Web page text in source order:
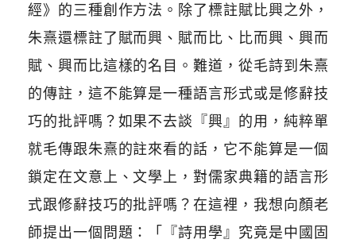
經》的三種創作方法。除了標註賦比興之外，
朱熹還標註了賦而興、賦而比、比而興、興而
賦、興而比這樣的名目。難道，從毛詩到朱熹
的傳註，這不能算是一種語言形式或是修辭技
巧的批評嗎？如果不去談『興』的用，純粹單
就毛傳跟朱熹的註來看的話，它不能算是一個
鎖定在文意上、文學上，對儒家典籍的語言形
式跟修辭技巧的批評嗎？在這裡，我想向顏老
師提出一個問題：「『詩用學』究竟是中國固